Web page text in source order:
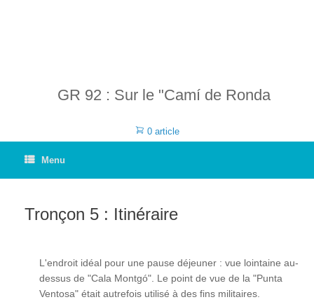
GR 92 : Sur le "Camí de Ronda
0 article
Menu
Tronçon 5 : Itinéraire
L'endroit idéal pour une pause déjeuner : vue lointaine au-
dessus de "Cala Montgó". Le point de vue de la "Punta
Ventosa" était autrefois utilisé à des fins militaires.